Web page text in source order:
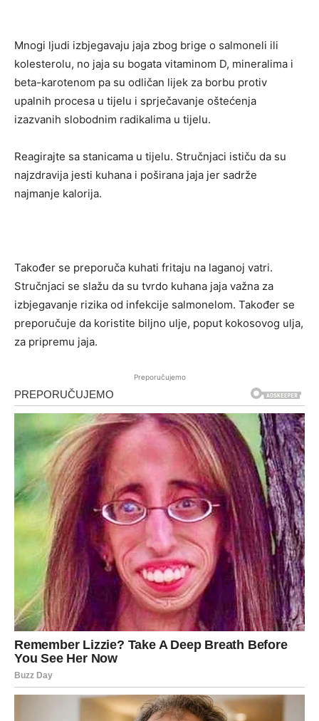
Mnogi ljudi izbjegavaju jaja zbog brige o salmoneli ili
kolesterolu, no jaja su bogata vitaminom D, mineralima i
beta-karotenom pa su odličan lijek za borbu protiv
upalnih procesa u tijelu i sprječavanje oštećenja
izazvanih slobodnim radikalima u tijelu.
Reagirajte sa stanicama u tijelu. Stručnjaci ističu da su
najzdravija jesti kuhana i poširana jaja jer sadrže
najmanje kalorija.
Također se preporuča kuhati fritaju na laganoj vatri.
Stručnjaci se slažu da su tvrdo kuhana jaja važna za
izbjegavanje rizika od infekcije salmonelom. Također se
preporučuje da koristite biljno ulje, poput kokosovog ulja,
za pripremu jaja.
Preporučujemo